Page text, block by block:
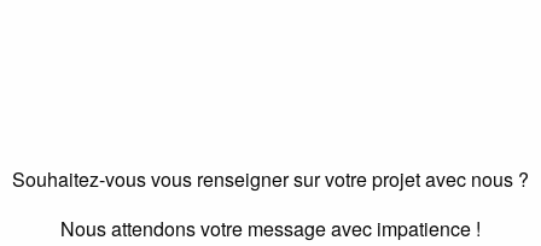
Souhaitez-vous vous renseigner sur votre projet avec nous ?
Nous attendons votre message avec impatience !